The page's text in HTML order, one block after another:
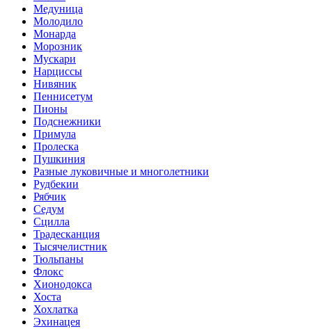
Медуница
Молодило
Монарда
Морозник
Мускари
Нарциссы
Нивяник
Пеннисетум
Пионы
Подснежники
Примула
Пролеска
Пушкиния
Разные луковичные и многолетники
Рудбекии
Рябчик
Седум
Сцилла
Традесканция
Тысячелистник
Тюльпаны
Флокс
Хионодокса
Хоста
Хохлатка
Эхинацея